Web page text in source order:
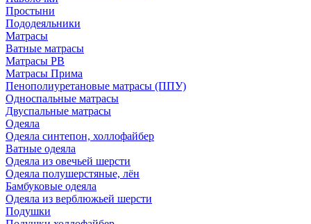
Простыни
Пододеяльники
Матрасы
Ватные матрасы
Матрасы РВ
Матрасы Прима
Пенополиуретановые матрасы (ППУ)
Односпальные матрасы
Двуспальные матрасы
Одеяла
Одеяла синтепон, холлофайбер
Ватные одеяла
Одеяла из овечьей шерсти
Одеяла полушерстяные, лён
Бамбуковые одеяла
Одеяла из верблюжьей шерсти
Подушки